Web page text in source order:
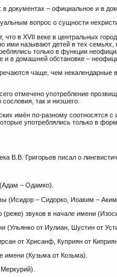
документах – официальное и в
вопрос о сущности
в XVII веке в центральных
ими называют детей в тех семьях,
только в функции
и в домашней обстановке –
чаще, чем некалендарные
отмечено употребление
так и низшего.
имён по-разному соотносятся
употреблялись только в
В.В. Григорьев писал о
– Одамко).
(Исидор – Сидорко, Иоаким –
(реже) звуков в начале имени
(Ульянко от Иулиан, Шустин от
от Хрисанф, Куприян от
имени (Кузьма от Козьма).